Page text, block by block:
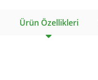
Ürün Özellikleri